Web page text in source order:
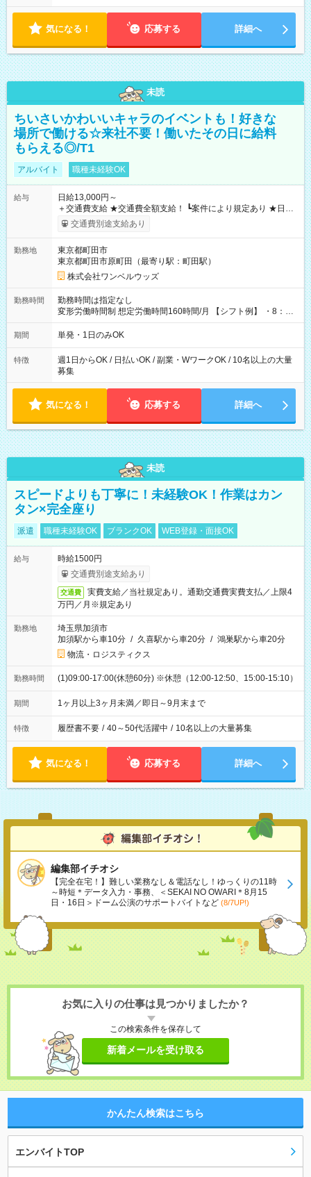
気になる！ 応募する 詳細へ
未読
ちいさいかわいいキャラのイベントも！好きな
場所で働ける☆来社不要！働いたその日に給料
もらえる◎/T1
アルバイト 職種未経験OK
給与
日給13,000円～
＋交通費支給 ★交通費全額支給！ ┗案件により規定あり ★日払
いOK！（規定あり） ┗働いたその日に現金GET♪ お仕事後はコ
ンビニATMから 日払い分を引き落とせます！ 【試用期間】試
交通費別途支給あり
勤務地
東京都町田市
東京都町田市原町田（最寄り駅：町田駅）
株式会社ワンベルウッズ
勤務時間
勤務時間は指定なし
変形労働時間制 想定労働時間160時間/月 【シフト例】 ・8：00
～21：00
期間 単発・1日のみOK
特徴
週1日からOK / 日払いOK / 副業・WワークOK / 10名以上の大量
募集
気になる！ 応募する 詳細へ
未読
スピードよりも丁寧に！未経験OK！作業はカン
タン×完全座り
派遣 職種未経験OK ブランクOK WEB登録・面接OK
給与
時給1500円
交通費別途支給あり
交通費
実費支給／当社規定あり。通勤交通費実費支払／上限4
万円／月※規定あり
勤務地
埼玉県加須市
加須駅から車10分 / 久喜駅から車20分 / 鴻巣駅から車20分
物流・ロジスティクス
勤務時間 (1)09:00-17:00(休憩60分) ※休憩（12:00-12:50、15:00-15:10）
期間 1ヶ月以上3ヶ月未満／即日～9月末まで
特徴 履歴書不要 / 40～50代活躍中 / 10名以上の大量募集
気になる！ 応募する 詳細へ
編集部イチオシ
【完全在宅！】難しい業務なし＆電話なし！ゆっくりの11時
～時短＊データ入力・事務、＜SEKAI NO OWARI＊8月15
日・16日＞ドーム公演のサポートバイトなど (8/7UP!)
お気に入りの仕事は見つかりましたか？
この検索条件を保存して
新着メールを受け取る
かんたん検索はこちら
エンバイトTOP